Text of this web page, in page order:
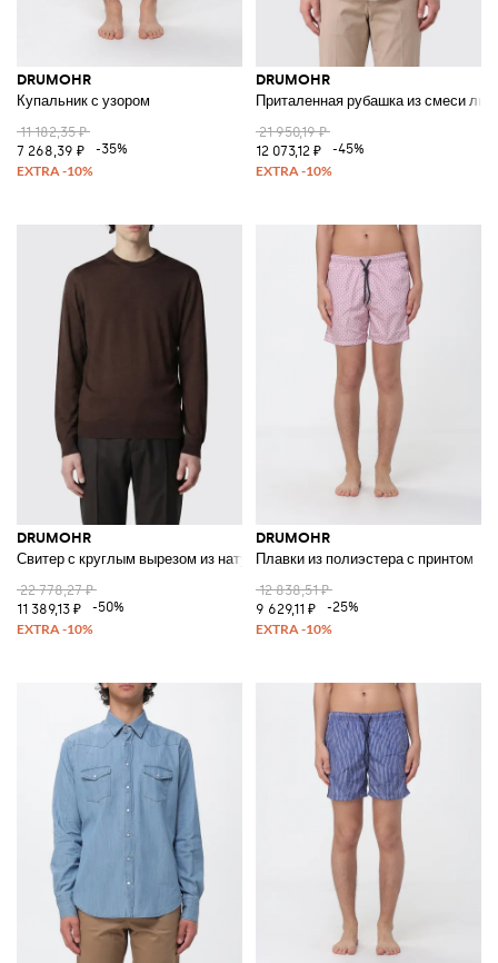
DRUMOHR
Купальник с узором
11 182,35 ₽
7 268,39 ₽
-35%
DRUMOHR
Приталенная рубашка из смеси
21 950,19 ₽
12 073,12 ₽
-45%
DRUMOHR
Свитер с круглым вырезом из натуральной шерсти
22 778,27 ₽
11 389,13 ₽
-50%
DRUMOHR
Плавки из полиэстера с принтом
12 838,51 ₽
9 629,11 ₽
-25%